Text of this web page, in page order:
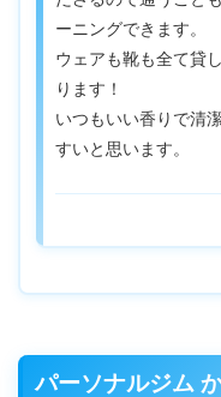
ーニングできます。
ウェアも靴も全て貸
ります！
いつもいい香りで清
すいと思います。
パーソナルジム